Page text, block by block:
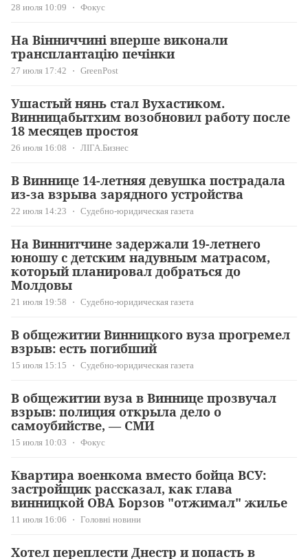
28 июля 10:09 Фокус
На Вінниччині вперше виконали
трансплантацію печінки
27 июля 17:42 GreenPost
Ушастый нянь стал Вухастиком.
Винницабытхим возобновил работу после
18 месяцев простоя
26 июля 16:08 ЛІГА.Бизнес
В Виннице 14-летняя девушка пострадала
из-за взрыва зарядного устройства
22 июля 14:23 Судебно-юридическая газета
На Виннитчине задержали 19-летнего
юношу с детским надувным матрасом,
который планировал добраться до
Молдовы
21 июля 19:58 Судебно-юридическая газета
В общежитии Винницкого вуза прогремел
взрыв: есть погибший
15 июля 15:15 Судебно-юридическая газета
В общежитии вуза в Виннице прозвучал
взрыв: полиция открыла дело о
самоубийстве, — СМИ
15 июля 10:03 Фокус
Квартира военкома вместо бойца ВСУ:
застройщик рассказал, как глава
винницкой ОВА Борзов "отжимал" жилье
11 июля 16:06 Головні новини
Хотел переплести Днестр и попасть в